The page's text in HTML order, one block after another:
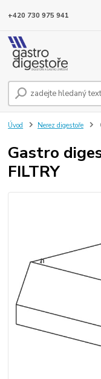
+420 730 975 941
Úvod Nerez digestoře
Gastro
FILTRY